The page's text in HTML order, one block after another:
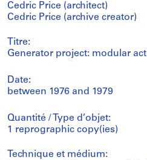
Cedric Price (architect)
Cedric Price (archive creator)
Titre:
Generator project: modular
Date:
between 1976 and 1979
Quantité / Type d’objet:
1 reprographic copy(ies)
Technique et médium: